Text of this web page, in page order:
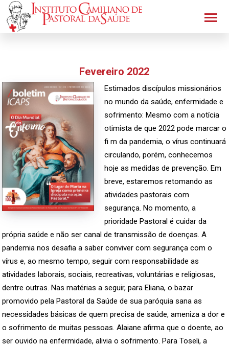
Fevereiro 2022
Estimados discípulos missionários
no mundo da saúde, enfermidade e
sofrimento: Mesmo com a notícia
otimista de que 2022 pode marcar o
fi m da pandemia, o vírus continuará
circulando, porém, conhecemos
hoje as medidas de prevenção. Em
breve, estaremos retomando as
atividades pastorais com
segurança. No momento, a
prioridade Pastoral é cuidar da
própria saúde e não ser canal de transmissão de doenças. A
pandemia nos desafia a saber conviver com segurança com o
vírus e, ao mesmo tempo, seguir com responsabilidade as
atividades laborais, sociais, recreativas, voluntárias e religiosas,
dentre outras. Nas matérias a seguir, para Eliana, o bazar
promovido pela Pastoral da Saúde de sua paróquia sana as
necessidades básicas de quem precisa de saúde, ameniza a dor e
o sofrimento de muitas pessoas. Alaiane afirma que o doente, ao
ser ouvido na enfermidade, alivia o sofrimento. Para Toseli, a